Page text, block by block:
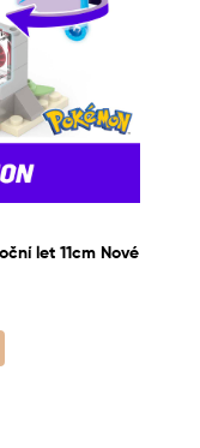
let 11cm Nové